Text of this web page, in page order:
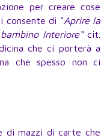
per creare cose
consente di “Aprire la
Interiore“cit.
che ci porterà a
che spesso non ci
di mazzi di carte che